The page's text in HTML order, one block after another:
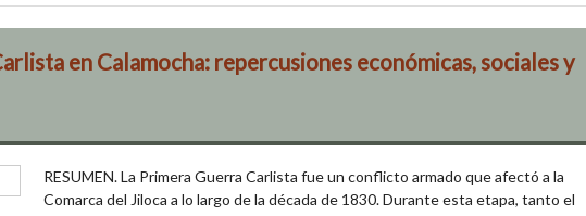
en Calamocha: repercusiones económicas, sociales y
RESUMEN. La Primera Guerra Carlista fue un conflicto armado que afectó a la
Comarca del Jiloca a lo largo de la década de 1830. Durante esta etapa, tanto el